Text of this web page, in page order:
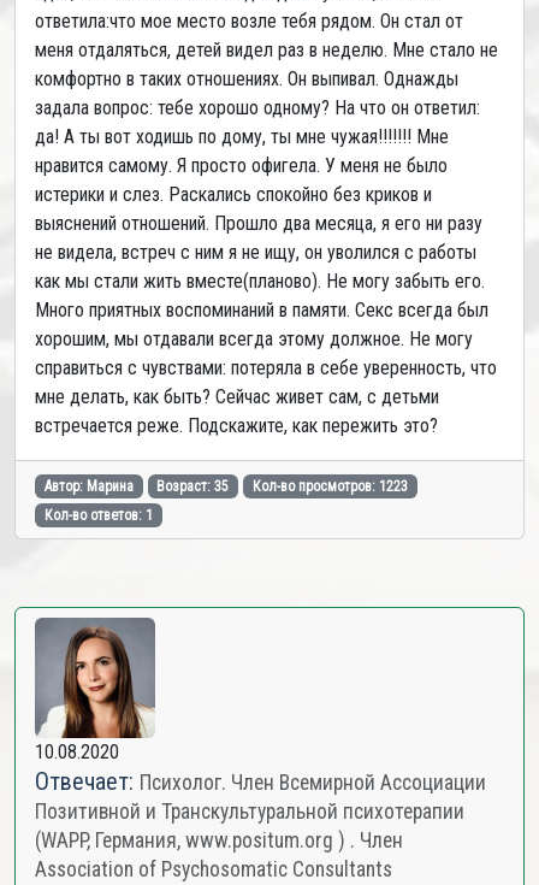
ответила:что мое место возле тебя рядом. Он стал от
меня отдаляться, детей видел раз в неделю. Мне стало не
комфортно в таких отношениях. Он выпивал. Однажды
задала вопрос: тебе хорошо одному? На что он ответил:
да! А ты вот ходишь по дому, ты мне чужая!!!!!!! Мне
нравится самому. Я просто офигела. У меня не было
истерики и слез. Раскались спокойно без криков и
выяснений отношений. Прошло два месяца, я его ни разу
не видела, встреч с ним я не ищу, он уволился с работы
как мы стали жить вместе(планово). Не могу забыть его.
Много приятных воспоминаний в памяти. Секс всегда был
хорошим, мы отдавали всегда этому должное. Не могу
справиться с чувствами: потеряла в себе уверенность, что
мне делать, как быть? Сейчас живет сам, с детьми
встречается реже. Подскажите, как пережить это?
Автор: Марина Возраст: 35
Кол-во просмотров: 1223
Кол-во ответов: 1
10.08.2020
Отвечает: Психолог. Член Всемирной Ассоциации
Позитивной и Транскультуральной психотерапии
(WAPP, Германия, www.positum.org ) . Член
Association of Psychosomatic Consultants